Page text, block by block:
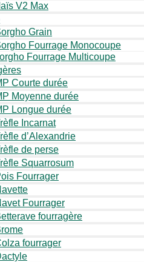
V2 Max
Grain
Fourrage Monocoupe
Fourrage Multicoupe
Courte durée
Moyenne durée
Longue durée
Incarnat
d’Alexandrie
de perse
Squarrosum
Fourrager
Fourrager
fourragère
fourrager